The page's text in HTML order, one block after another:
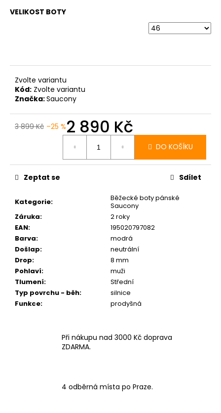
VELIKOST BOTY
Zvolte variantu
Kód: Zvolte variantu
Značka:Saucony
3 899 Kč –25 %2 890 Kč
DO KOŠÍKU
Kategorie:
Běžecké boty pánské
Saucony
Záruka:
2 roky
EAN:
195020797082
Barva:
modrá
Došlap:
neutrální
Drop:
8 mm
Pohlaví:
muži
Tlumení:
Střední
Typ povrchu - běh:
silnice
Funkce: prodyšná
Zeptat se Sdílet
Při nákupu nad 3000 Kč doprava
ZDARMA.
4 odběrná místa po Praze.
CRAFT
3
290
Kč